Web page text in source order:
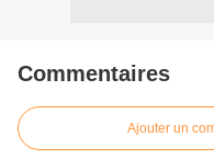
Commentaires
Ajouter un